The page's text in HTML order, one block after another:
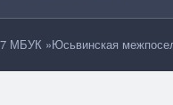
»Юсьвинская